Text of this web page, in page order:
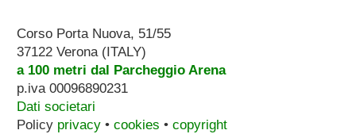
Corso Porta Nuova, 51/55
37122 Verona (ITALY)
a 100 metri dal Parcheggio Arena
p.iva 00096890231
Dati societari
Policy privacy• cookies • copyright